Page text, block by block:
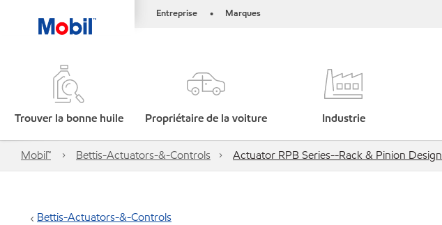
Entreprise • Marques
Trouver la bonne huile Propriétaire de la voiture Industrie
Mobil™ Bettis-Actuators-&-Controls Actuator RPB Series--Rack & Pinion Design
Bettis-Actuators-&-Controls